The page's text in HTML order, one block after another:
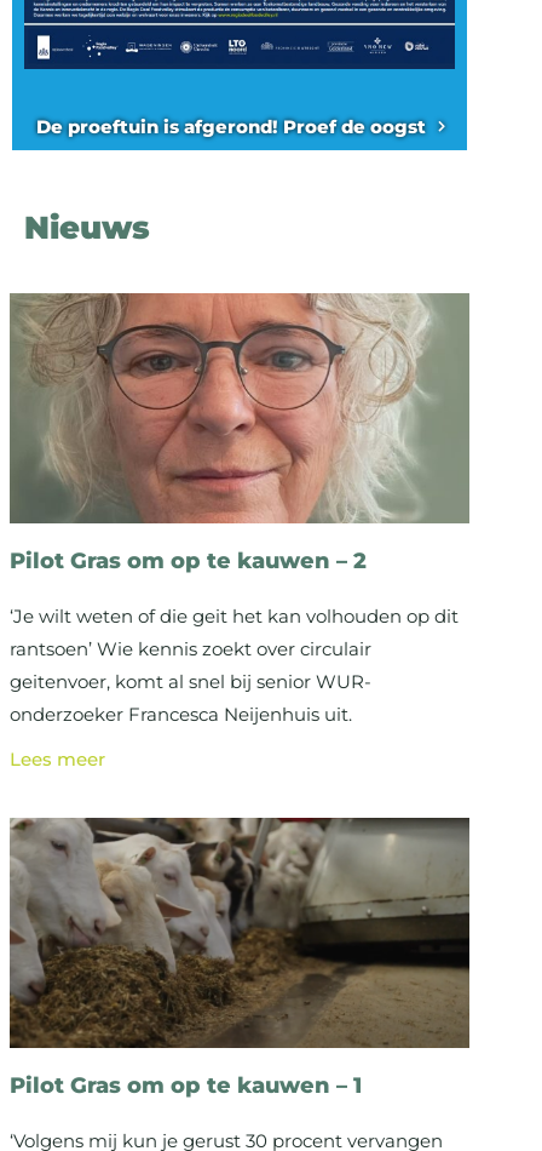
De proeftuin is afgerond! Proef de oogst
Nieuws
Pilot Gras om op te kauwen – 2
‘Je wilt weten of die geit het kan volhouden op dit
rantsoen’ Wie kennis zoekt over circulair
geitenvoer, komt al snel bij senior WUR-
onderzoeker Francesca Neijenhuis uit.
Lees meer
Pilot Gras om op te kauwen – 1
‘Volgens mij kun je gerust 30 procent vervangen